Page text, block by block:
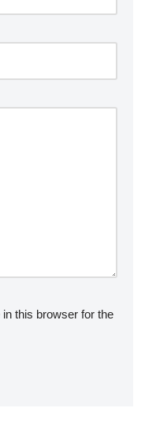
this browser for the